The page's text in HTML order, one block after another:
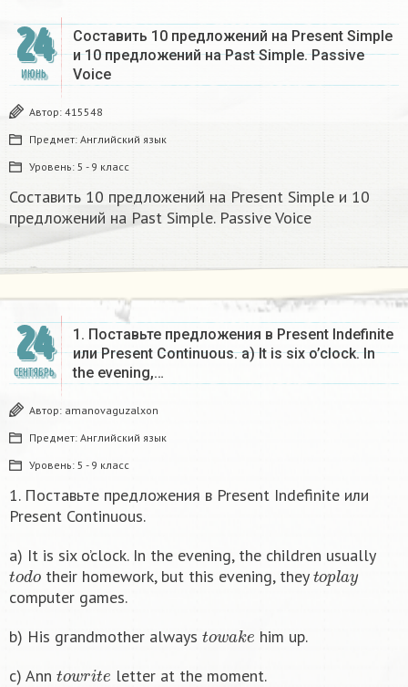
24
ИЮНЬ
Составить 10 предложений на Present Simple
и 10 предложений на Past Simple. Passive
Voice
Автор: 415548
Предмет: Английский язык
Уровень: 5 - 9 класс
Составить 10 предложений на Present Simple и 10
предложений на Past Simple. Passive Voice
24
СЕНТЯБРЬ
1. Поставьте предложения в Present Indefinite
или Present Continuous. a) It is six o’clock. In
the evening,…
Автор: amanovaguzalxon
Предмет: Английский язык
Уровень: 5 - 9 класс
1. Поставьте предложения в Present Indefinite или
Present Continuous.
a) It is six o’clock. In the evening, the children usually
to dotheir homework, but this evening, they toplay
computer games.
b) His grandmother always t k
him up.
c) Ann t it letter at the moment.